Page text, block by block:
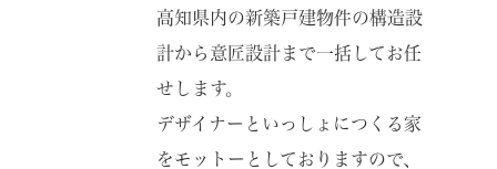
⾼知県内の新築⼾建物件の構造設
計から意匠設計まで⼀括してお任
せします。
デザイナーといっしょにつくる家
をモットーとしておりますので、